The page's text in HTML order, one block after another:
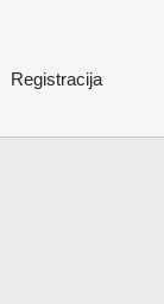
Registracija